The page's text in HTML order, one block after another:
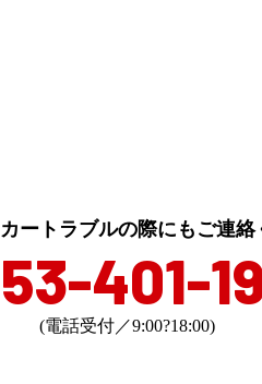
ートラブルの際にもご連絡
401-
(電話受付／9:00?18:00)